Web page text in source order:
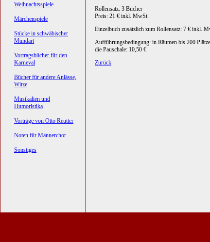
Rollensatz: 3 Bücher
Preis: 21 € inkl. MwSt.
Einzelbuch zusätzlich zum Rollensatz: 7 € inkl.
Aufführungsbedingung: in Räumen bis 200
die Pauschale: 10,50 €
Zurück
Weihnachtsspiele
Märchenspiele
Stücke in schwäbischer
Mundart
Vortragsbücher für den
Karneval
Bücher für andere Anlässe,
Witze
Musikalien und
Humoristika
Vorträge von Otto Reutter
Noten für Männerchor
Sonstiges